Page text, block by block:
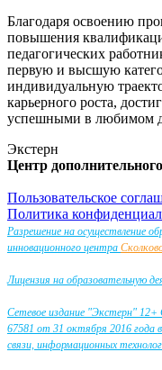
Благодаря освоению
повышения
педагогических
первую и высшую
индивидуальную
карьерного роста,
успешными в любимом
Экстерн
Центр
Пользовательское
Политика
Разрешение на осуществление
инновационного центра
Лицензия на образовательную
Сетевое издание "Экстерн"
67581 от 31 октября 2016 года
связи, информационных